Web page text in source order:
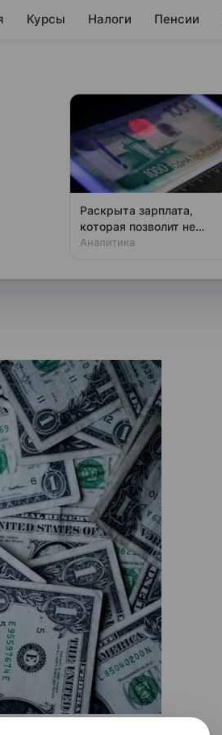
Курсы Налоги Пенсии
на 20 мая 2026
Раскрыта зарплата,
которая позволит не
чувствовать зависти
Аналитика